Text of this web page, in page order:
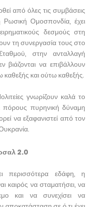
από όλες τις συμβάσεις
Ρωσική Ομοσπονδία, έχει
δεσμούς στη
τη συνεργασία τους στο
στην ανταλλαγή
βιάζονται να επιβάλλουν
καθεξής και ούτω καθεξής.
γνωρίζουν καλά το
πόρους πυρηνική δύναμη
να εξαφανιστεί από τον
2.0
εδάφη, η
καιρός να σταματήσει, να
και να συνεχίσει να